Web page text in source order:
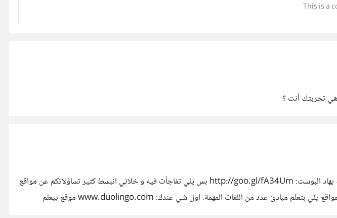
This is a
هي تجربتك أنت ؟
مرحبا يا جماعة معكون ‫#‏دوبرجي_حباب‬ من كم يوم حكيت عن مواقع بتعطي دورات اون لاين مجانية بهاد البوست: http://goo.gl/fA34Um بس يلي تفاجأت فيه و خلاني انبسط كتير تساؤلاتكم عن مواقع
تعلم لغات مجانا, مشان هيك و بمساعدة مشاركتكم و اقتراحاتكم المشكورة, قدرت جمع هالكوشة من المواقع يلي بتعلم مبادئ عدد من اللغات المهمة. اول شي عندك: www.duolingo.com موقع بيعلم